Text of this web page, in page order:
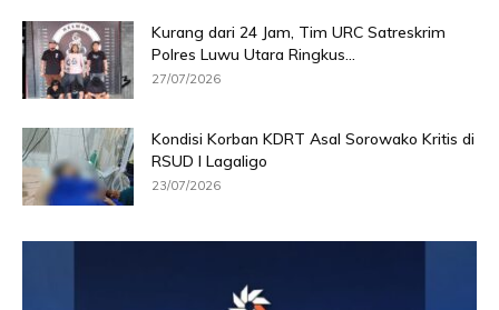
Kurang dari 24 Jam, Tim URC Satreskrim
Polres Luwu Utara Ringkus...
27/07/2026
Kondisi Korban KDRT Asal Sorowako Kritis di
RSUD I Lagaligo
23/07/2026